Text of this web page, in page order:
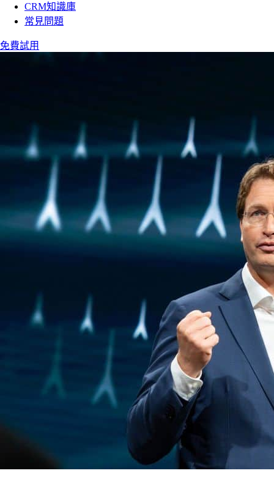
CRM知識庫
常見問題
免費試用